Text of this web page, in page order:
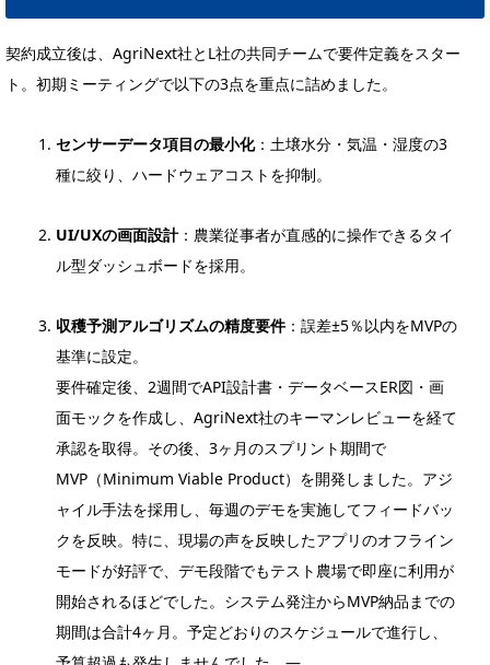
契約成立後は、AgriNext社とL社の共同チームで要件定義をスター
ト。初期ミーティングで以下の3点を重点に詰めました。
センサーデータ項目の最小化：土壌水分・気温・湿度の3
種に絞り、ハードウェアコストを抑制。
UI/UXの画面設計：農業従事者が直感的に操作できるタイ
ル型ダッシュボードを採用。
収穫予測アルゴリズムの精度要件：誤差±5％以内をMVPの
基準に設定。
要件確定後、2週間でAPI設計書・データベースER図・画
面モックを作成し、AgriNext社のキーマンレビューを経て
承認を取得。その後、3ヶ月のスプリント期間で
MVP（Minimum Viable Product）を開発しました。アジ
ャイル手法を採用し、毎週のデモを実施してフィードバッ
クを反映。特に、現場の声を反映したアプリのオフライン
モードが好評で、デモ段階でもテスト農場で即座に利用が
開始されるほどでした。システム発注からMVP納品までの
期間は合計4ヶ月。予定どおりのスケジュールで進行し、